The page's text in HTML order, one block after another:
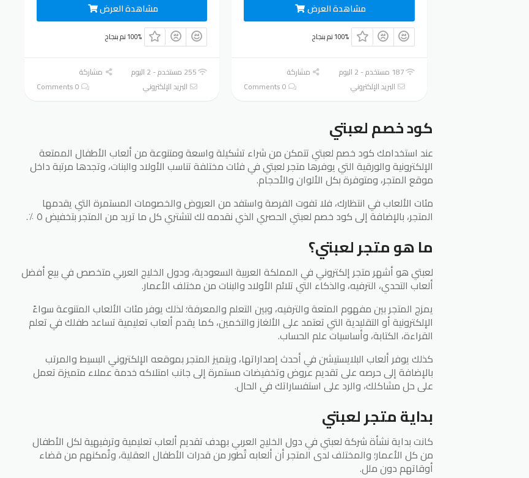
مشاهدة العرض
100% تم بنجاح
187 مستخدم - 2 اليوم
مشاركة
البريد الإلكتروني
0 Comments
مشاهدة العرض
100% تم بنجاح
255 مستخدم - 2 اليوم
مشاركة
البريد الإلكتروني
كود خصم لعبتي
عند استخدامك كود خصم لعبتي تتمكن من شراء تشكيلة واسعة ومتنوعة من ألعاب الأطفال الممتعة
الإلكترونية والورقية التي يوفرها متجر لعبتي في فئات مختلفة تناسب الأولاد والبنات، وتجدها مرتبة داخل
موقع المتجر، ومتوفرة بكل الألوان والأحجام.
مئات الألعاب في انتظارك، فلا تفوت الفرصة واستفد من العروض والخصومات المستمرة التي يقدمها
المتجر، بالإضافة إلى كود خصم لعبتي الحصري الذي نقدمه لك لتشتري كل ما تريد من المتجر بتخفيض ٥ ٪.
ما هو متجر لعبتي؟
لعبتي هو أشهر متجر إلكتروني في المملكة العربية السعودية، ودول الخليج العربي متخصص في بيع أفضل
ألعاب التحدي، الترفيه، والذكاء التي تلائم الأولاد والبنات من مختلف الأعمار.
يمزج المتجر بين مفهوم المتعة والترفيه، وبين التعلم والمعرفة؛ لذلك يوفر مئات الألعاب المتنوعة سواءً
الإلكترونية أو التقليدية التي تعتمد على الألغاز والتخمين، كما يقدم ألعاب تعليمية تساعد طفلك في تعلم
القراءة، الكتابة، وأساسيات علم الحساب.
كذلك يوفر ألعاب البلايستيشن في أحدث إصداراتها، ويتميز المتجر بموقعه الإلكتروني البسيط والمرتب
بالإضافة إلى حرصه على تقديم عروض وتخفيضات مستمرة إلى جانب امتلاكه خدمة عملاء متميزة تعمل
على حل مشاكلك، والرد على استفساراتك في الحال.
بداية متجر لعبتي
كانت بداية نشأة شركة لعبتي في دول الخليج العربي بهدف تقديم ألعاب تعليمية وترفيهية لكل الأطفال
من كل الأعمار؛ والمختلف لدى المتجر أن ألعابه تُطور من قدرات الأطفال العقلية، وتُمكنهم من قضاء
أوقاتهم دون ملل.